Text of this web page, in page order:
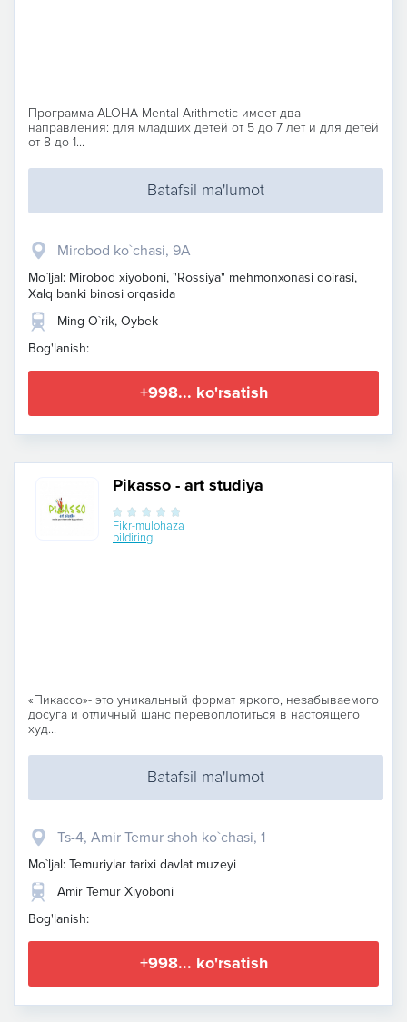
Программа ALOHA Mental Arithmetic имеет два
направления: для младших детей от 5 до 7 лет и для детей
от 8 до 1...
Batafsil ma'lumot
Mirobod ko`chasi, 9A
Mo`ljal: Mirobod xiyoboni, "Rossiya" mehmonxonasi doirasi,
Xalq banki binosi orqasida
Ming O`rik, Oybek
Bog'lanish:
+998... ko'rsatish
Pikasso - art studiya
Fikr-mulohaza
bildiring
«Пикассо»- это уникальный формат яркого, незабываемого
досуга и отличный шанс перевоплотиться в настоящего
худ...
Batafsil ma'lumot
Ts-4, Amir Temur shoh ko`chasi, 1
Mo`ljal: Temuriylar tarixi davlat muzeyi
Amir Temur Xiyoboni
Bog'lanish:
+998... ko'rsatish